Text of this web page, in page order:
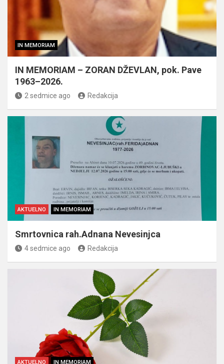
IN MEMORIAM
IN MEMORIAM – ZORAN DŽEVLAN, pok. Pave
1963–2026.
2 sedmice ago Redakcija
AKTUELNO IN MEMORIAM
Smrtovnica rah.Adnana Nevesinjca
4 sedmice ago Redakcija
AKTUELNO IN MEMORIAM